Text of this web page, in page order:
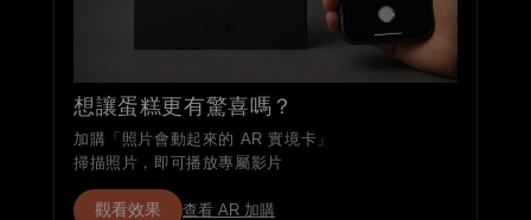
想讓蛋糕更有驚喜嗎？
加購「照片會動起來的 AR 實境卡」
掃描照片，即可播放專屬影片
觀看效果 查看 AR 加購